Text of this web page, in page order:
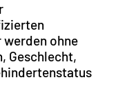
werden ohne
Geschlecht,